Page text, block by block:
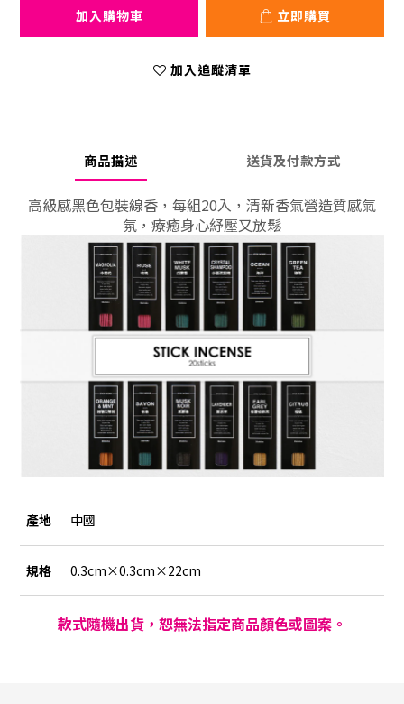
加入購物車 立即購買
加入追蹤清單
商品描述 送貨及付款方式
高級感黑色包裝線香，每組20入，清新香氣營造質感氣
氛，療癒身心紓壓又放鬆
產地 中國
規格 0.3cm×0.3cm×22cm
款式隨機出貨，恕無法指定商品顏色或圖案。